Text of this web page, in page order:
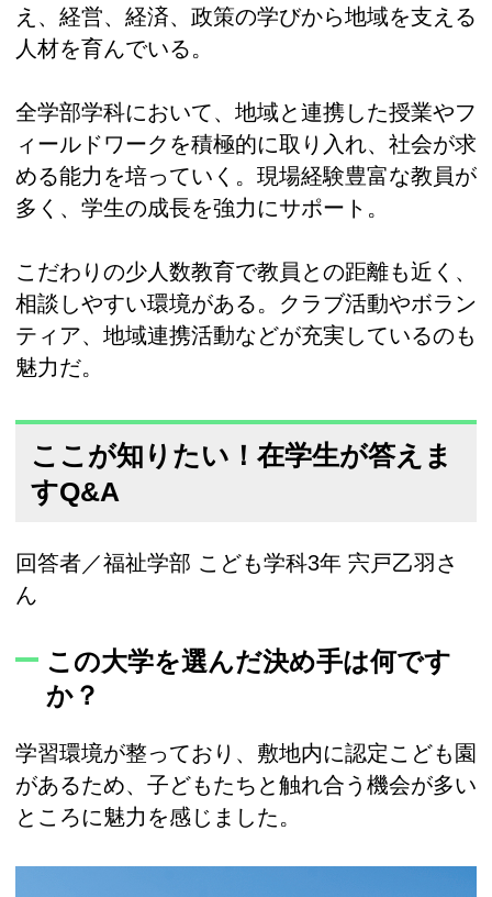
え、経営、経済、政策の学びから地域を支える
人材を育んでいる。
全学部学科において、地域と連携した授業やフ
ィールドワークを積極的に取り入れ、社会が求
める能力を培っていく。現場経験豊富な教員が
多く、学生の成長を強力にサポート。
こだわりの少人数教育で教員との距離も近く、
相談しやすい環境がある。クラブ活動やボラン
ティア、地域連携活動などが充実しているのも
魅力だ。
ここが知りたい！在学生が答えま
すQ&A
回答者／福祉学部 こども学科3年 宍戸乙羽さ
ん
この大学を選んだ決め手は何です
か？
学習環境が整っており、敷地内に認定こども園
があるため、子どもたちと触れ合う機会が多い
ところに魅力を感じました。